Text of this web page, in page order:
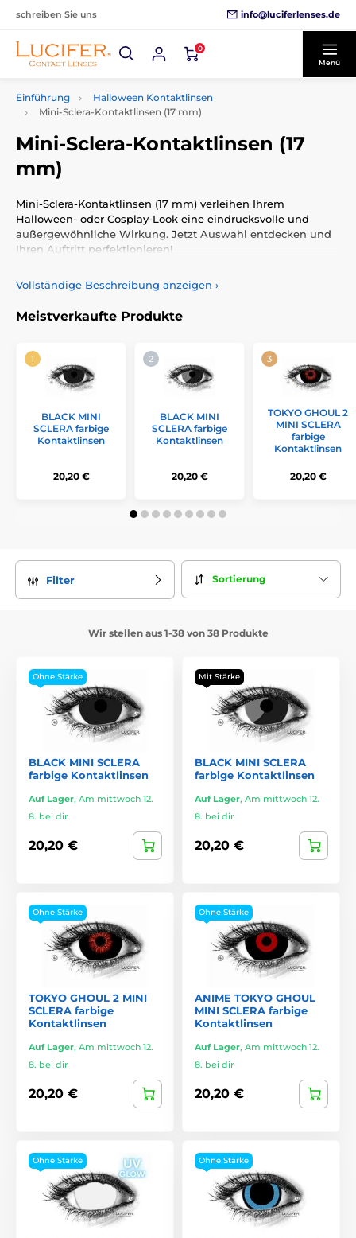
schreiben Sie uns info@luciferlenses.de
0
Menü
Einführung
Halloween Kontaktlinsen
Mini-Sclera-Kontaktlinsen (17 mm)
Mini-Sclera-Kontaktlinsen (17
mm)
Mini-Sclera-Kontaktlinsen (17 mm) verleihen Ihrem
Halloween- oder Cosplay-Look eine eindrucksvolle und
außergewöhnliche Wirkung. Jetzt Auswahl entdecken und
Ihren Auftritt perfektionieren!
Vollständige Beschreibung anzeigen ›
Meistverkaufte Produkte
BLACK MINI
SCLERA farbige
Kontaktlinsen
20,20 €
BLACK MINI
SCLERA farbige
Kontaktlinsen
20,20 €
TOKYO GHOUL 2
MINI SCLERA
farbige
Kontaktlinsen
20,20 €
Filter Sortierung
Wir stellen aus 1-38 von 38 Produkte
Ohne Stärke
BLACK MINI SCLERA
farbige Kontaktlinsen
Auf Lager, Am mittwoch 12.
8. bei dir
20,20 €
Mit Stärke
BLACK MINI SCLERA
farbige Kontaktlinsen
Auf Lager, Am mittwoch 12.
8. bei dir
20,20 €
Ohne Stärke
TOKYO GHOUL 2 MINI
SCLERA farbige
Kontaktlinsen
Auf Lager, Am mittwoch 12.
8. bei dir
20,20 €
Ohne Stärke
ANIME TOKYO GHOUL
MINI SCLERA farbige
Kontaktlinsen
Auf Lager, Am mittwoch 12.
8. bei dir
20,20 €
Ohne Stärke Ohne Stärke